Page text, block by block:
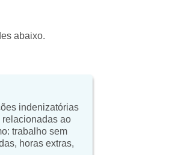
abaixo.
indenizatórias
ao
trabalho sem
horas extras,